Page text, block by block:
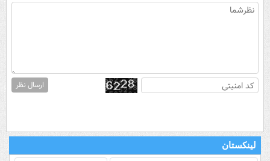
ارسال نظر
لینکستان